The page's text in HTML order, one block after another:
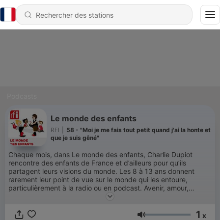
Le monde des enfants
RFI
58 - "Moi je me fais tout petit quand j'ai la honte et
que je suis gêné"
Chaque mois, dans Le monde des enfants, Charlie Dupiot
rencontre des enfants de France et d’ailleurs pour qu’ils
partagent leurs visions du monde. Les 8 à 13 ans donnent
rarement leur point de vue sur le monde qui les entoure,
particulièrement à la radio ou en podcast. Avenir, amour,
humiliation, peur(s), environnement..., leurs réflexions et leurs
enfants », un podcast réalisé par Charlie Dupiot et mis en
1 x